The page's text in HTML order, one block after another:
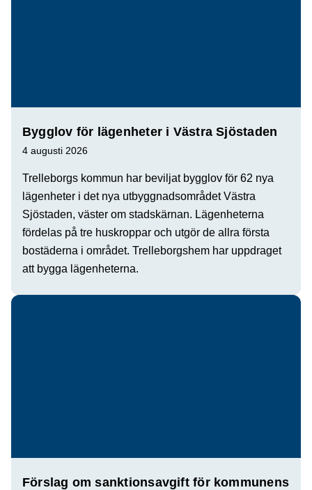
Bygglov för lägenheter i Västra Sjöstaden
4 augusti 2026
Trelleborgs kommun har beviljat bygglov för 62 nya
lägenheter i det nya utbyggnadsområdet Västra
Sjöstaden, väster om stadskärnan. Lägenheterna
fördelas på tre huskroppar och utgör de allra första
bostäderna i området. Trelleborgshem har uppdraget
att bygga lägenheterna.
Förslag om sanktionsavgift för kommunens